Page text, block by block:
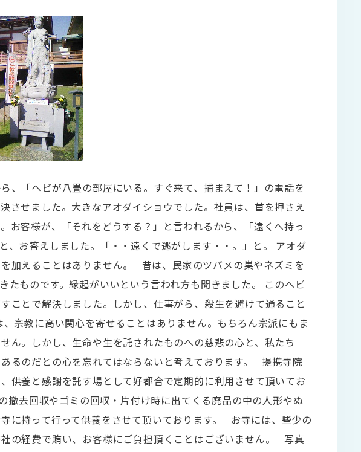
、「ヘビが八畳の部屋にいる。すぐ来て、捕まえて！」の電話を
させました。大きなアオダイショウでした。社員は、首を押さえ
お客様が、「それをどうする？」と言われるから、「遠くへ持っ
、お答えしました。「・・遠くで逃がします・・。」と。 アオダ
加えることはありません。 昔は、民家のツバメの巣やネズミを
たものです。縁起がいいという言われ方も聞きました。 このヘビ
ことで解決しました。しかし、仕事がら、殺生を避けて通ること
宗教に高い関心を寄せることはありません。もちろん宗派にもま
ん。しかし、生命や生を託されたものへの慈悲の心と、私たち
るのだとの心を忘れてはならないと考えております。 提携寺院
供養と感謝を託す場として好都合で定期的に利用させて頂いてお
撤去回収やゴミの回収・片付け時に出てくる廃品の中の人形やぬ
に持って行って供養をさせて頂いております。 お寺には、些少の
の経費で賄い、お客様にご負担頂くことはございません。 写真